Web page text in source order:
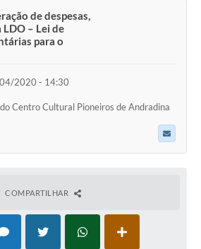
de despesas,
– Lei de
para o
2020 - 14:30
Centro Cultural Pioneiros de Andradina
COMPARTILHAR